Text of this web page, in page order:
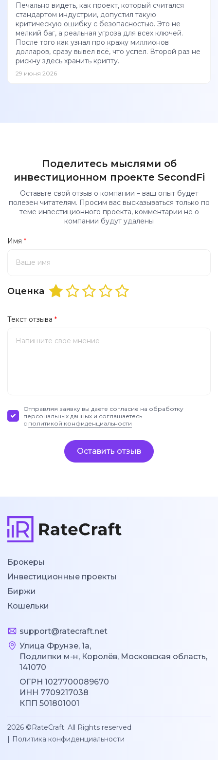
Печально видеть, как проект, который считался
стандартом индустрии, допустил такую
критическую ошибку с безопасностью. Это не
мелкий баг, а реальная угроза для всех ключей.
После того как узнал про кражу миллионов
долларов, сразу вывел всё, что успел. Второй раз не
рискну здесь хранить крипту.
29 июня 2026
Поделитесь мыслями об
инвестиционном проекте SecondFi
Оставьте свой отзыв о компании – ваш опыт будет
полезен читателям. Просим вас высказываться только по
теме инвестиционного проекта, комментарии не о
компании будут удалены
Имя *
Оценка
Текст отзыва *
Отправляя заявку вы даете согласие на обработку
персональных данных и соглашаетесь
с политикой конфиденциальности
Оставить отзыв
Брокеры
Инвестиционные проекты
Биржи
Кошельки
support@ratecraft.net
Улица Фрунзе, 1а,
Подлипки м-н, Королёв, Московская область,
141070
ОГРН 1027700089670
ИНН 7709217038
КПП 501801001
2026 ©RateCraft. All Rights reserved
| Политика конфиденциальности